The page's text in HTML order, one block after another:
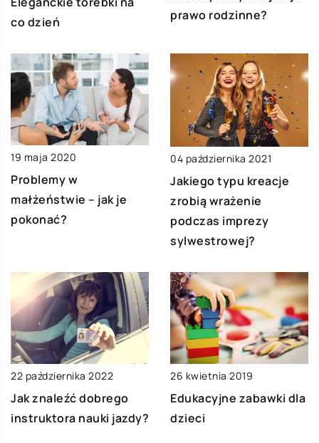
co dzień
prawo rodzinne?
19 maja 2020
Problemy w
małżeństwie – jak je
pokonać?
04 października 2021
Jakiego typu kreacje
zrobią wrażenie
podczas imprezy
sylwestrowej?
22 października 2022
Jak znaleźć dobrego
instruktora nauki jazdy?
26 kwietnia 2019
Edukacyjne zabawki dla
dzieci